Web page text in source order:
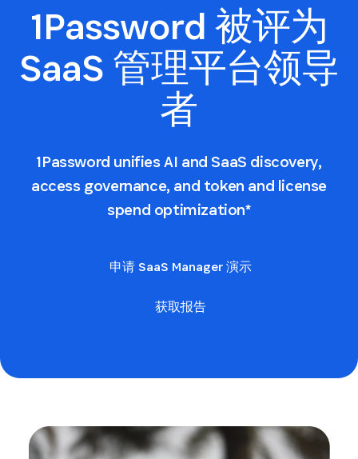
1Password 被评为
SaaS 管理平台领导
者
1Password unifies AI and SaaS discovery,
access governance, and token and license
spend optimization*
申请 SaaS Manager 演示
获取报告